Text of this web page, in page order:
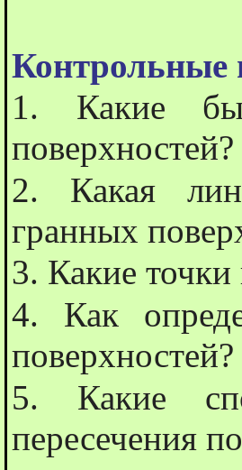
Контрольные
1. Какие
поверхностей?
2. Какая
гранных
3. Какие
4. Как
поверхностей?
5. Какие
пересечения